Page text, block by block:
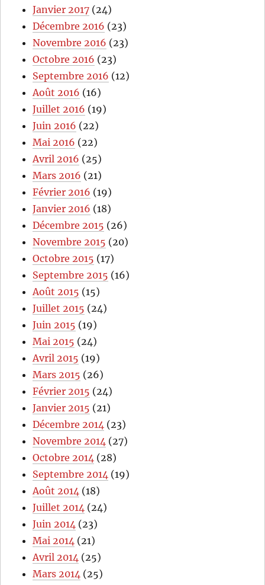
Janvier 2017 (24)
Décembre 2016 (23)
Novembre 2016 (23)
Octobre 2016 (23)
Septembre 2016 (12)
Août 2016 (16)
Juillet 2016 (19)
Juin 2016 (22)
Mai 2016 (22)
Avril 2016 (25)
Mars 2016 (21)
Février 2016 (19)
Janvier 2016 (18)
Décembre 2015 (26)
Novembre 2015 (20)
Octobre 2015 (17)
Septembre 2015 (16)
Août 2015 (15)
Juillet 2015 (24)
Juin 2015 (19)
Mai 2015 (24)
Avril 2015 (19)
Mars 2015 (26)
Février 2015 (24)
Janvier 2015 (21)
Décembre 2014 (23)
Novembre 2014 (27)
Octobre 2014 (28)
Septembre 2014 (19)
Août 2014 (18)
Juillet 2014 (24)
Juin 2014 (23)
Mai 2014 (21)
Avril 2014 (25)
Mars 2014 (25)